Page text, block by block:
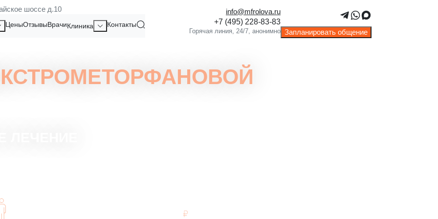
шоссе д.10
ЦеныОтзывыВрачиКлиника Контакты
info@mfrolova.ru
Запланировать общение